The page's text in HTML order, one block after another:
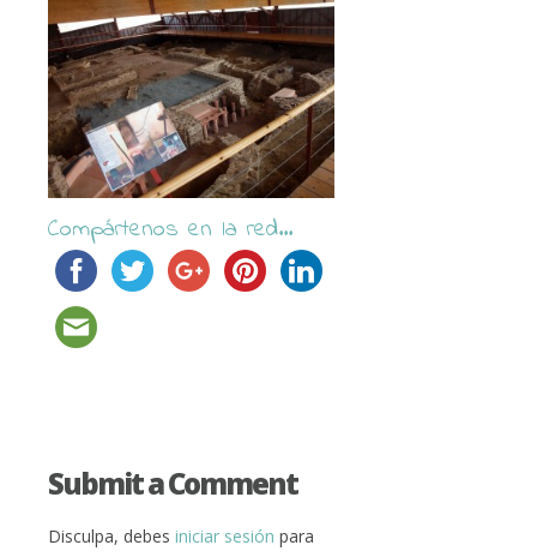
Compártenos en la red...
Submit a Comment
Disculpa, debes iniciar sesión para